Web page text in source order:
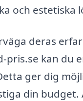
och estetiska
deras
pris.se kan du
ger dig
din budget.